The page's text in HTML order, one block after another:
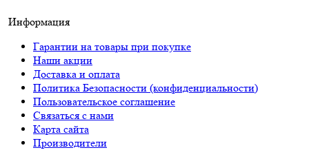
Информация
Гарантии на товары при покупке
Наши акции
Доставка и оплата
Политика Безопасности (конфиденциальности)
Пользовательское соглашение
Связаться с нами
Карта сайта
Производители